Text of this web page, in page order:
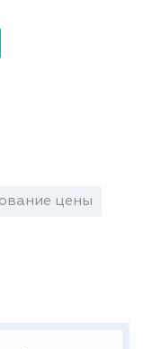
цены